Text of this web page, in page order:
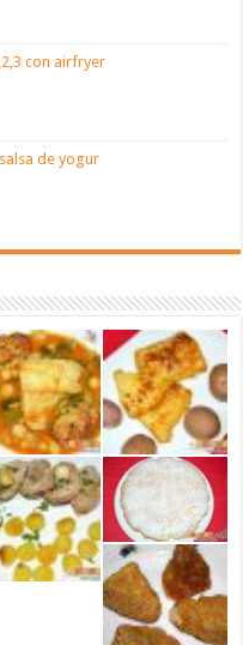
con airfryer
de yogur